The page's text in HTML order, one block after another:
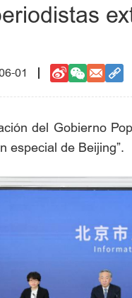
01
del Gobierno
especial de Beijing”.